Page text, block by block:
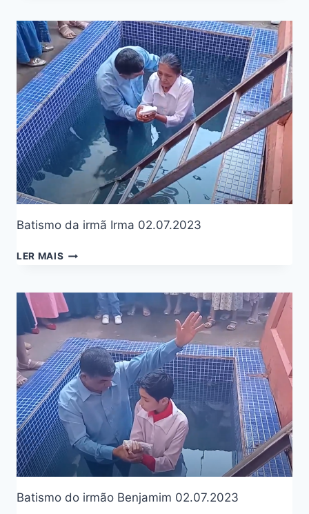
Batismo da irmã Irma 02.07.2023
LER MAIS
Batismo do irmão Benjamim 02.07.2023